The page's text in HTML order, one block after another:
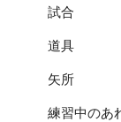
試合
道具
矢所
練習中のあ